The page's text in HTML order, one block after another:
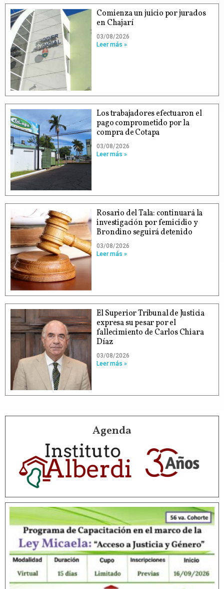
Comienza un juicio por jurados
en Chajarí
03/08/2026
Leer más »
Los trabajadores efectuaron el
pago comprometido por la
compra de Cotapa
03/08/2026
Leer más »
Rosario del Tala: continuará la
investigación por femicidio y
Brondino seguirá detenido
03/08/2026
Leer más »
El Superior Tribunal de Justicia
expresa su pesar por el
fallecimiento de Carlos Chiara
Díaz
03/08/2026
Leer más »
Agenda